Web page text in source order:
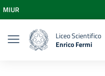
Vai al menu di navigazione
Vai al footer
MIUR
Liceo Scientifico
Enrico Fermi